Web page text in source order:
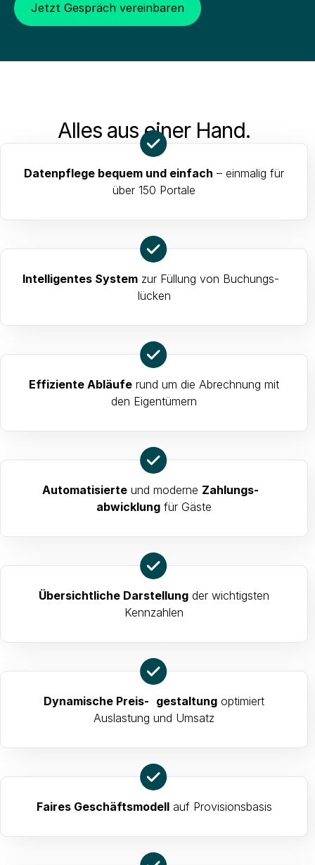
Jetzt Gespräch vereinbaren
Alles aus einer Hand.
Datenpflege bequem und einfach – einmalig für
über 150 Portale
Intelligentes Systemzur Füllung von Buchungs-
lücken​
Effiziente Abläufe rund um die Abrechnung mit
den Eigentümern
Automatisierte und moderne Zahlungs-
abwicklung für Gäste
Übersichtliche Darstellung der wichtigsten
Kennzahlen
Dynamische Preis- gestaltung optimiert
Auslastung und Umsatz
Faires Geschäftsmodellauf Provisionsbasis